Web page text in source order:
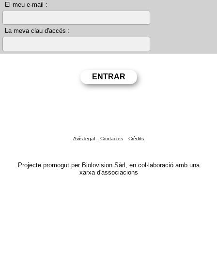
El meu e-mail :
La meva clau d'accés :
Avís legal Contactes Crèdits
Projecte promogut per Biolovision Sàrl, en col·laboració amb una
xarxa d'associacions